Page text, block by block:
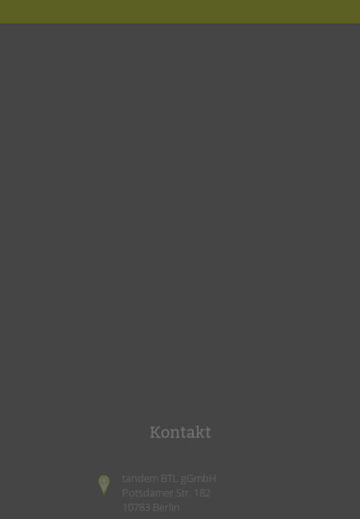
Kontakt
tandem BTL gGmbH
Potsdamer Str. 182
10783 Berlin